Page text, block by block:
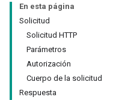
En esta página
Solicitud
Solicitud HTTP
Parámetros
Autorización
Cuerpo de la solicitud
Respuesta